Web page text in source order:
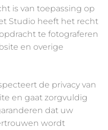
is van toepassing op
Studio heeft het recht
te fotograferen
en overige
de privacy van
en gaat zorgvuldig
dat uw
wordt